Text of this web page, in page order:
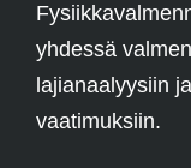
yhdessä
lajianaalyysiin
vaatimuksiin.